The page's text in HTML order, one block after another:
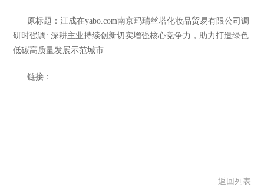
原标题：江成在yabo.com南京玛瑞丝塔化妆品贸易有限公司调
研时强调: 深耕主业持续创新切实增强核心竞争力，助力打造绿色
低碳高质量发展示范城市
链接：
返回列表